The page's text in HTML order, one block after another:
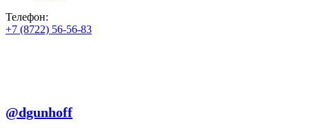
Телефон:
+7 (8722) 56-56-83
@dgunhoff